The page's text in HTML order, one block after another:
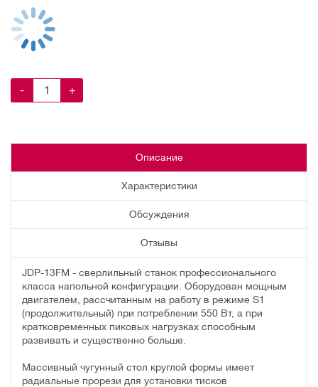
- +
Описание
Характеристики
Обсуждения
Отзывы
JDP-13FM - сверлильный станок профессионального
класса напольной конфигурации. Оборудован мощным
двигателем, рассчитанным на работу в режиме S1
(продолжительный) при потреблении 550 Вт, а при
кратковременных пиковых нагрузках способным
развивать и существенно больше.
Массивный чугунный стол круглой формы имеет
радиальные прорези для установки тисков